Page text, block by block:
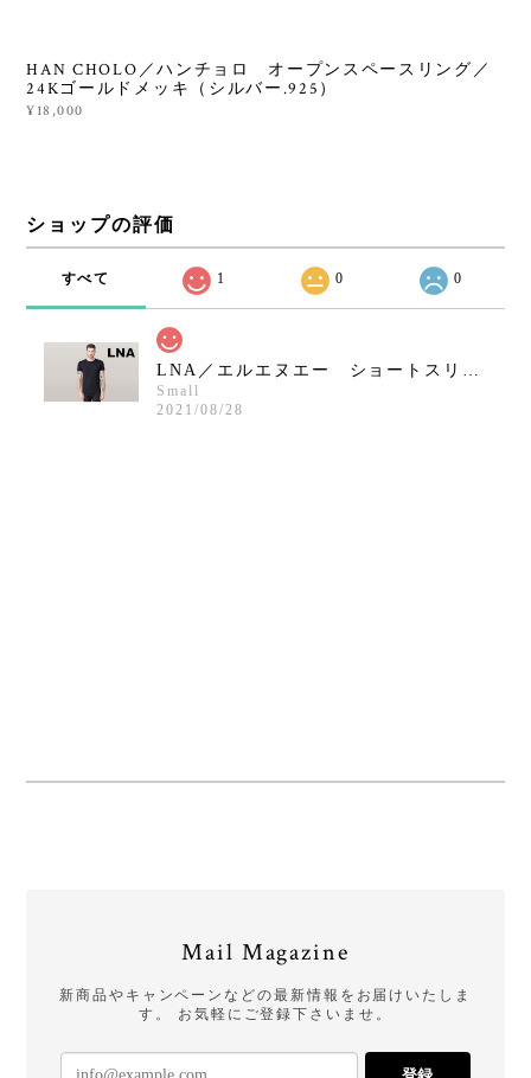
HAN CHOLO／ハンチョロ オープンスペースリング／
24Kゴールドメッキ（シルバー.925）
¥18,000
ショップの評価
すべて 1 0 0
LNA／エルエヌエー ショートスリーブクルーネックシャツ／ブラック
Small
2021/08/28
Mail Magazine
新商品やキャンペーンなどの最新情報をお届けいたしま
す。 お気軽にご登録下さいませ。